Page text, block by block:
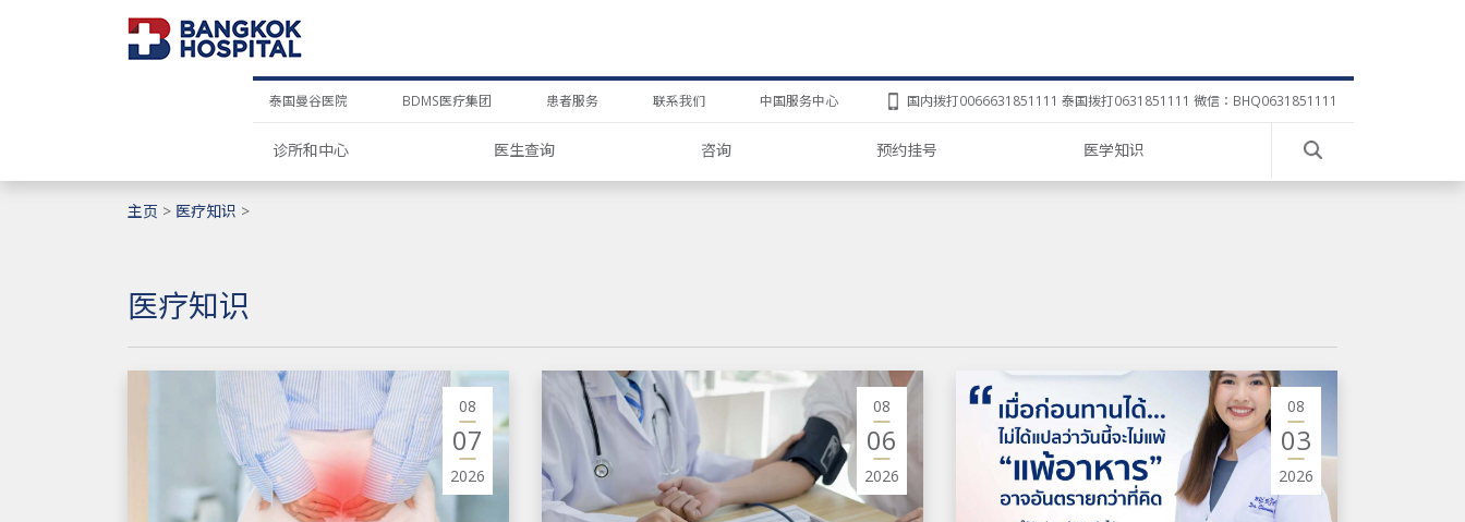
泰国曼谷医院 BDMS医疗集团 患者服务 联系我们 中国服务中心 国内拨打0066631851111 泰国拨打0631851111 微信：BHQ0631851111
诊所和中心 医生查询 咨询 预约挂号 医学知识
主页 > 医疗知识 >
医疗知识
08
07
2026
08
06
2026
08
03
2026